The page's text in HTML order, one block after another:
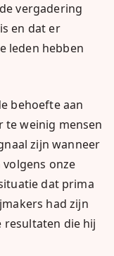
vergadering
en dat er
leden hebben
behoefte aan
te weinig mensen
zijn wanneer
onze
dat prima
had zijn
resultaten die hij